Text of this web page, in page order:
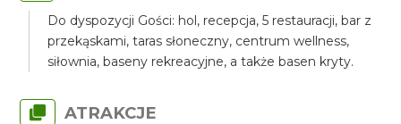
Do dyspozycji Gości: hol, recepcja, 5 restauracji, bar z
przekąskami, taras słoneczny, centrum wellness,
siłownia, baseny rekreacyjne, a także basen kryty.
ATRAKCJE